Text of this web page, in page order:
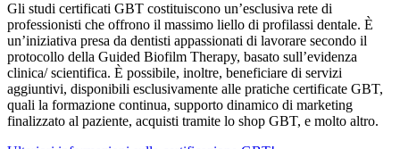
Gli studi certificati GBT costituiscono un’esclusiva rete di
professionisti che offrono il massimo liello di profilassi dentale. È
un’iniziativa presa da dentisti appassionati di lavorare secondo il
protocollo della Guided Biofilm Therapy, basato sull’evidenza
clinica/ scientifica. È possibile, inoltre, beneficiare di servizi
aggiuntivi, disponibili esclusivamente alle pratiche certificate GBT,
quali la formazione continua, supporto dinamico di marketing
finalizzato al paziente, acquisti tramite lo shop GBT, e molto altro.